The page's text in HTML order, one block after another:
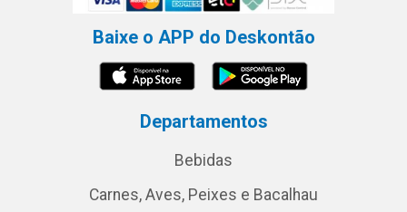
Baixe o APP do Deskontão
Departamentos
Bebidas
Carnes, Aves, Peixes e Bacalhau